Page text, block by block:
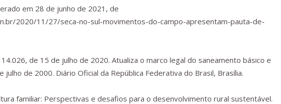
em 28 de junho de 2021, de
2020/11/27/seca-no-sul-movimentos-do-campo-apresentam-pauta-de-
14.026, de 15 de julho de 2020. Atualiza o marco legal do saneamento básico e
julho de 2000. Diário Oficial da República Federativa do Brasil, Brasília.
familiar: Perspectivas e desafios para o desenvolvimento rural sustentável.